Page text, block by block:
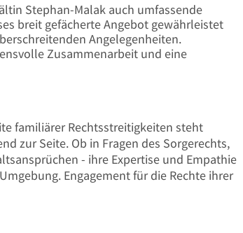
Stephan-Malak auch umfassende
breit gefächerte Angebot gewährleistet
Angelegenheiten.
Zusammenarbeit und eine
familiärer Rechtsstreitigkeiten steht
zur Seite. Ob in Fragen des Sorgerechts,
- ihre Expertise und Empathie
Engagement für die Rechte ihrer